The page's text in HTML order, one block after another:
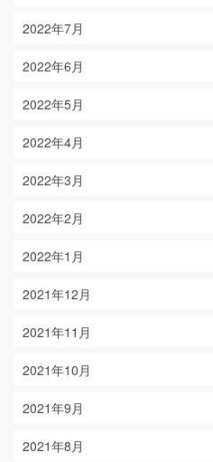
2022年7月
2022年6月
2022年5月
2022年4月
2022年3月
2022年2月
2022年1月
2021年12月
2021年11月
2021年10月
2021年9月
2021年8月